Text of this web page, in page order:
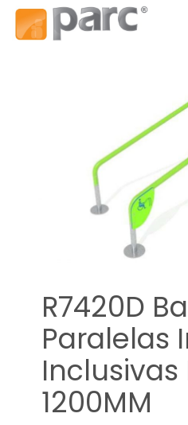
R7420D
Paralelas
Inclusivas
1200MM